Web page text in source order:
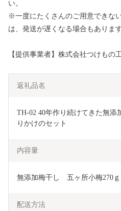
い。
※一度にたくさんのご用意できな
は、発送が遅くなる場合もありま
【提供事業者】株式会社つけもの
返礼品名
TH-02 40年作り続けてきた無添
りかけのセット
内容量
無添加梅干し　五ヶ所小梅270
配送方法